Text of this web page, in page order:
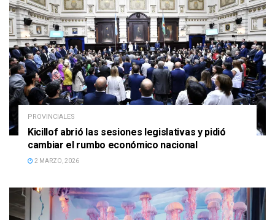
PROVINCIALES
Kicillof abrió las sesiones legislativas y pidió
cambiar el rumbo económico nacional
2 MARZO, 2026